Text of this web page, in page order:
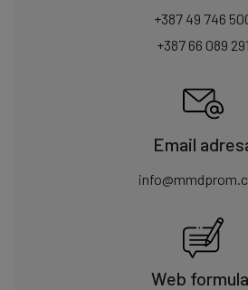
+387 49 746
+387 66 089 291
Email
Web